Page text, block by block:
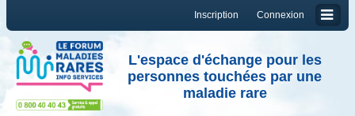
Connexion
Inscription
L'espace d'échange pour les
personnes touchées par une
maladie rare